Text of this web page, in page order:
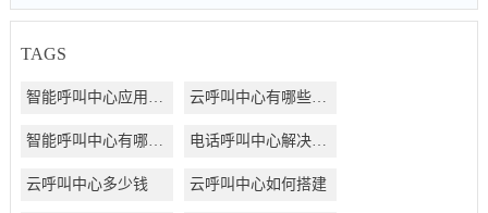
TAGS
云呼叫中心有哪些好处
电话呼叫中心解决方案
云呼叫中心多少钱 云呼叫中心如何搭建